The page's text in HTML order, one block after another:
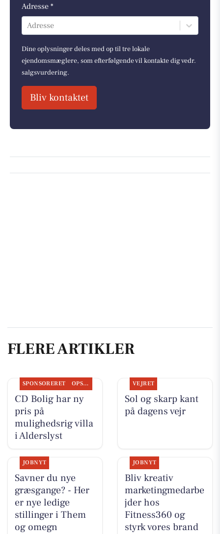
Adresse *
Adresse
Dine oplysninger deles med op til tre lokale
ejendomsmæglere, som efterfølgende vil kontakte dig vedr.
salgsvurdering.
Bliv kontaktet
FLERE ARTIKLER
SPONSORERET OPSLAGSTAVLEN
CD Bolig har ny
pris på
mulighedsrig villa
i Alderslyst
VEJRET
Sol og skarp kant
på dagens vejr
JOBNYT
Savner du nye
græsgange? - Her
er nye ledige
stillinger i Them
og omegn
JOBNYT
Bliv kreativ
marketingmedarbe
jder hos
Fitness360 og
styrk vores brand